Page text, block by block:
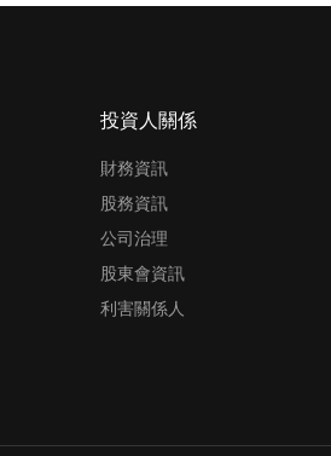
投資人關係
財務資訊
股務資訊
公司治理
股東會資訊
利害關係人